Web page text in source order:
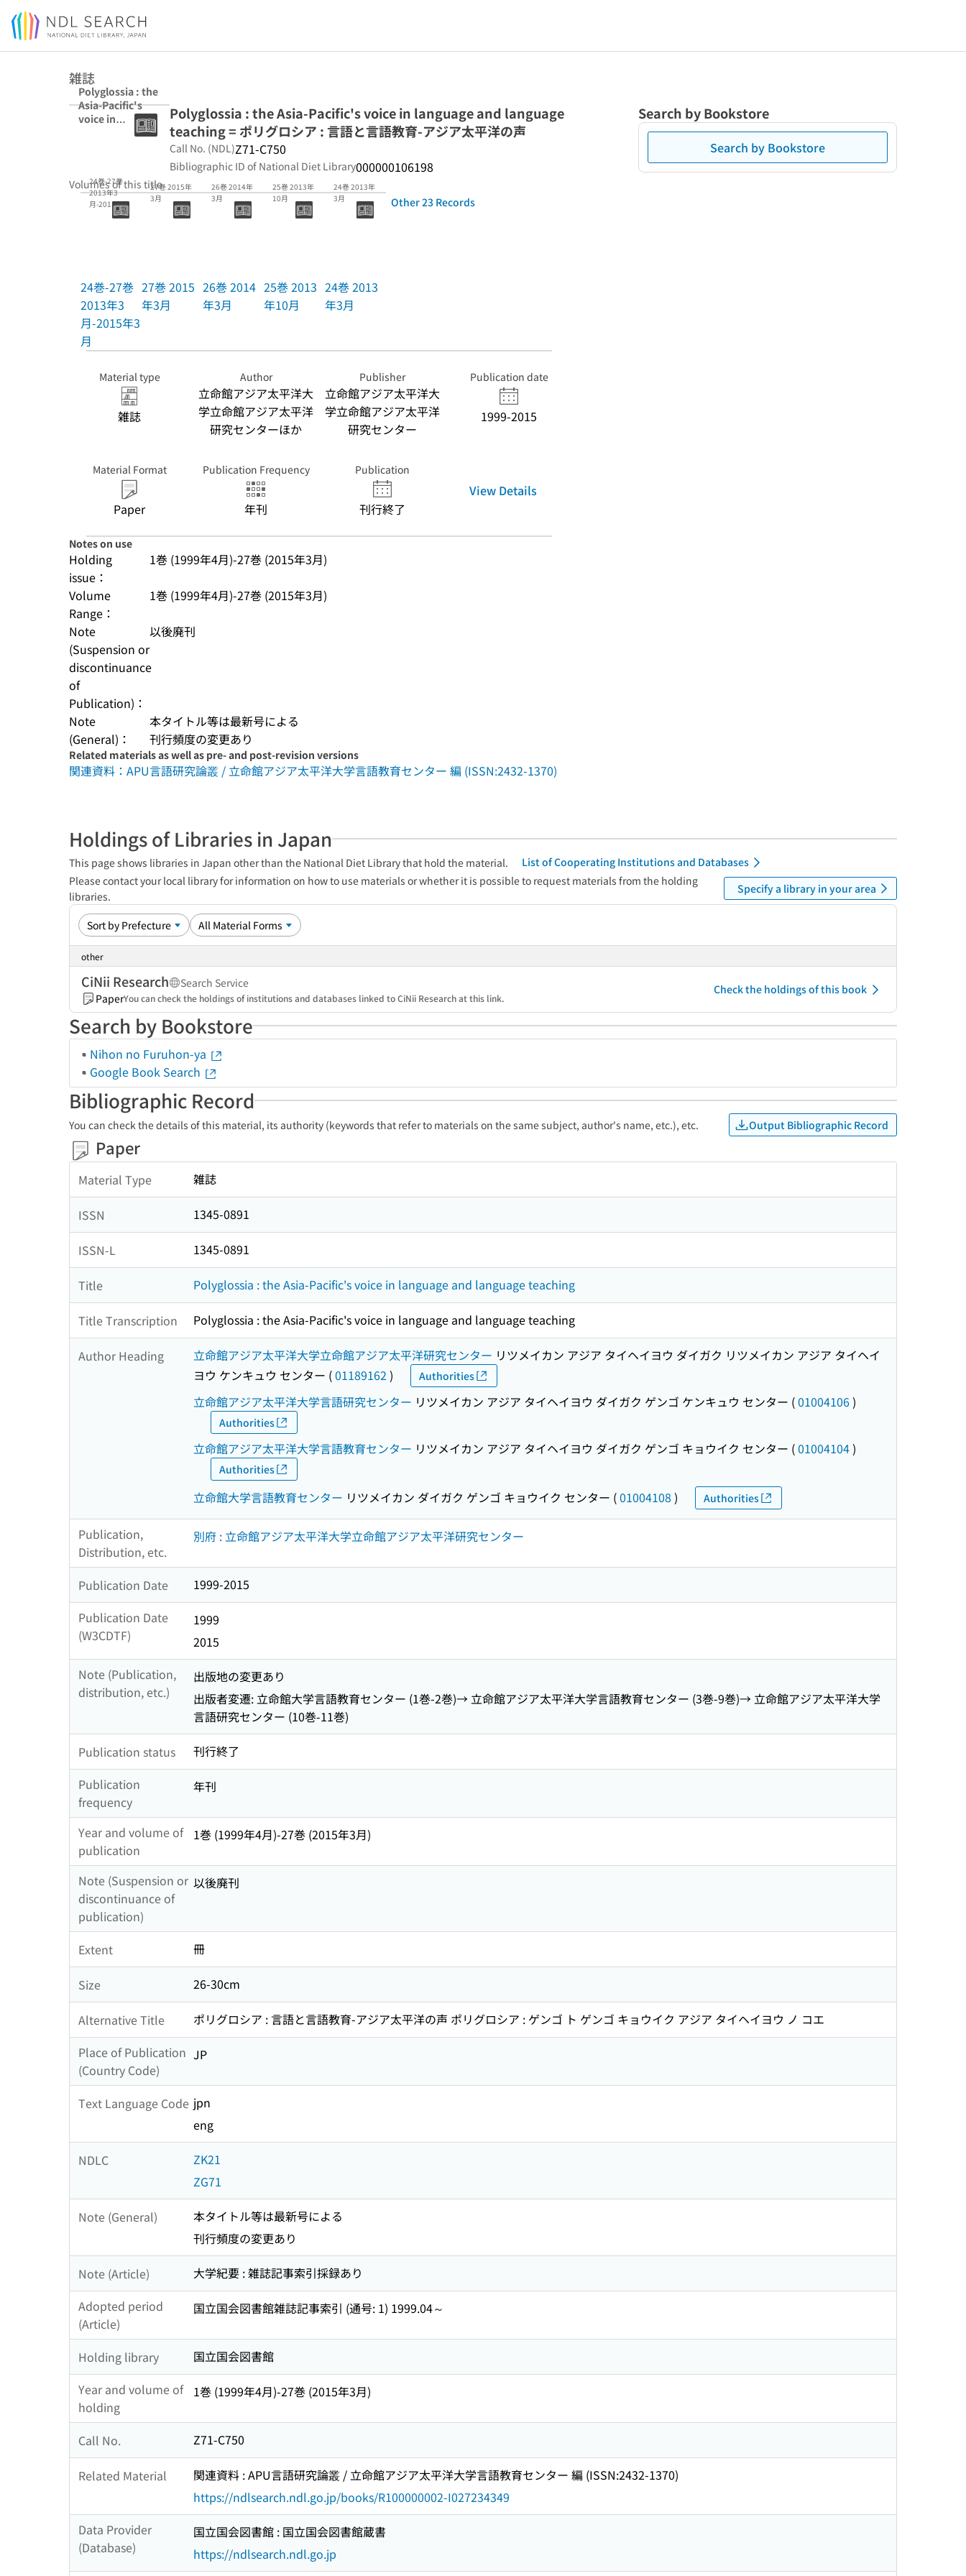
Jump to main content
雑誌
Polyglossia : the
Asia-Pacific's
voice in
language and
Polyglossia : the Asia-Pacific's voice in language and language
teaching = ポリグロシア : 言語と言語教育-アジア太平洋の声
Call No. (NDL)Z71-C750
Bibliographic ID of National Diet Library000000106198
Volumes of this title
24巻-27巻
2013年3
月-2015年3
24巻-27巻
2013年3
月-2015年3
月
27巻 2015年
3月
27巻 2015
年3月
26巻 2014年
3月
26巻 2014
年3月
25巻 2013年
10月
25巻 2013
年10月
24巻 2013年
3月
24巻 2013
年3月
Other 23 Records
Material type
雑誌
Author
立命館アジア太平洋大
学立命館アジア太平洋
研究センターほか
Publisher
立命館アジア太平洋大
学立命館アジア太平洋
研究センター
Publication date
1999-2015
Material Format
Paper
Publication Frequency
年刊
Publication
刊行終了
View Details
Notes on use
Holding
issue：
1巻 (1999年4月)-27巻 (2015年3月)
Volume
Range：
1巻 (1999年4月)-27巻 (2015年3月)
Note
(Suspension or
discontinuance
of
Publication)：
以後廃刊
Note
(General)：
本タイトル等は最新号による
刊行頻度の変更あり
Related materials as well as pre- and post-revision versions
関連資料：APU言語研究論叢 / 立命館アジア太平洋大学言語教育センター 編 (ISSN:2432-1370)
Search by Bookstore
Search by Bookstore
Holdings of Libraries in Japan
This page shows libraries in Japan other than the National Diet Library that hold the material.
List of Cooperating Institutions and Databases
Please contact your local library for information on how to use materials or whether it is possible to request materials from the holding
libraries.
Specify a library in your area
other
CiNii Research
Search Service
PaperYou can check the holdings of institutions and databases linked to CiNii Research at this link.
Check the holdings of this book
Search by Bookstore
Nihon no Furuhon-ya
Google Book Search
Bibliographic Record
You can check the details of this material, its authority (keywords that refer to materials on the same subject, author's name, etc.), etc. Output Bibliographic Record
Paper
Material Type 雑誌
ISSN 1345-0891
ISSN-L 1345-0891
Title Polyglossia : the Asia-Pacific's voice in language and language teaching
Title Transcription Polyglossia : the Asia-Pacific's voice in language and language teaching
Author Heading 立命館アジア太平洋大学立命館アジア太平洋研究センター リツメイカン アジア タイヘイヨウ ダイガク リツメイカン アジア タイヘイ
ヨウ ケンキュウ センター (01189162 ) Authorities
立命館アジア太平洋大学言語研究センター リツメイカン アジア タイヘイヨウ ダイガク ゲンゴ ケンキュウ センター (01004106)
Authorities
立命館アジア太平洋大学言語教育センター リツメイカン アジア タイヘイヨウ ダイガク ゲンゴ キョウイク センター (01004104)
Authorities
立命館大学言語教育センター リツメイカン ダイガク ゲンゴ キョウイク センター (01004108 ) Authorities
Publication,
Distribution, etc.
別府 : 立命館アジア太平洋大学立命館アジア太平洋研究センター
Publication Date
1999-2015
Publication Date
(W3CDTF)
1999
2015
Note (Publication,
distribution, etc.)
出版地の変更あり
出版者変遷: 立命館大学言語教育センター (1巻-2巻)→ 立命館アジア太平洋大学言語教育センター (3巻-9巻)→ 立命館アジア太平洋大学
言語研究センター (10巻-11巻)
Publication status
刊行終了
Publication
frequency
年刊
Year and volume of
publication
1巻 (1999年4月)-27巻 (2015年3月)
Note (Suspension or
discontinuance of
publication)
以後廃刊
Extent 冊
Size 26-30cm
Alternative Title
ポリグロシア : 言語と言語教育-アジア太平洋の声 ポリグロシア : ゲンゴ ト ゲンゴ キョウイク アジア タイヘイヨウ ノ コエ
Place of Publication
(Country Code)
JP
Text Language Code jpn
eng
NDLC
ZK21
ZG71
Note (General)
本タイトル等は最新号による
刊行頻度の変更あり
Note (Article)
大学紀要 : 雑誌記事索引採録あり
Adopted period
(Article)
国立国会図書館雑誌記事索引 (通号: 1) 1999.04～
Holding library
国立国会図書館
Year and volume of
holding
1巻 (1999年4月)-27巻 (2015年3月)
Call No. Z71-C750
Related Material
関連資料 : APU言語研究論叢 / 立命館アジア太平洋大学言語教育センター 編 (ISSN:2432-1370)
https://ndlsearch.ndl.go.jp/books/R100000002-I027234349
Data Provider
(Database)
国立国会図書館 : 国立国会図書館蔵書
https://ndlsearch.ndl.go.jp